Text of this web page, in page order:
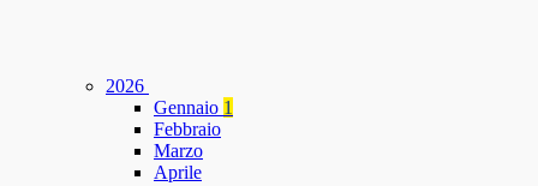
2026
Gennaio 1
Febbraio
Marzo
Aprile